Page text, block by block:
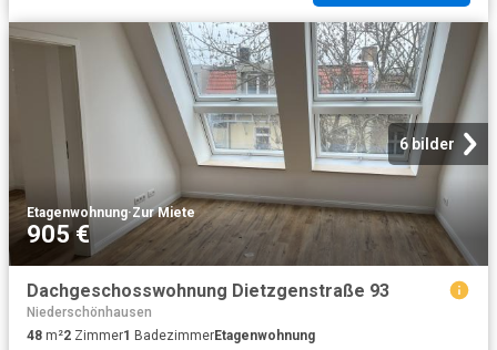
6 bilder
Etagenwohnung·Zur Miete
905 €
Dachgeschosswohnung Dietzgenstraße 93
Niederschönhausen
48 m²2 Zimmer1 BadezimmerEtagenwohnung